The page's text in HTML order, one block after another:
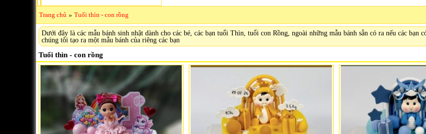
Trang chủ » Tuổi thìn - con rồng
Dưới đây là các mẫu bánh sinh nhật dành cho các bé, các bạn tuổi Thìn, tuổi con Rồng, ngoài những mẫu bánh sẵn có ra nếu các
chúng tôi tạo ra một mẫu bánh của riêng các bạn
Tuổi thìn - con rồng